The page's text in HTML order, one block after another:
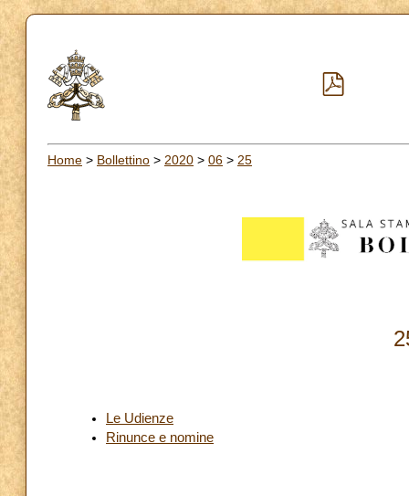
Home > Bollettino > 2020 > 06 > 25
Le Udienze
Rinunce e nomine